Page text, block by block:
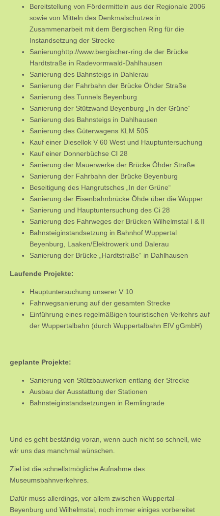
Bereitstellung von Fördermitteln aus der Regionale 2006
sowie von Mitteln des Denkmalschutzes in
Zusammenarbeit mit dem Bergischen Ring für die
Instandsetzung der Strecke
Sanierunghttp://www.bergischer-ring.de der Brücke
Hardtstraße in Radevormwald-Dahlhausen
Sanierung des Bahnsteigs in Dahlerau
Sanierung der Fahrbahn der Brücke Öhder Straße
Sanierung des Tunnels Beyenburg
Sanierung der Stützwand Beyenburg „In der Grüne“
Sanierung des Bahnsteigs in Dahlhausen
Sanierung des Güterwagens KLM 505
Kauf einer Diesellok V 60 West und Hauptuntersuchung
Kauf einer Donnerbüchse CI 28
Sanierung der Mauerwerke der Brücke Öhder Straße
Sanierung der Fahrbahn der Brücke Beyenburg
Beseitigung des Hangrutsches „In der Grüne“
Sanierung der Eisenbahnbrücke Öhde über die Wupper
Sanierung und Hauptuntersuchung des Ci 28
Sanierung des Fahrweges der Brücken Wilhelmstal I & II
Bahnsteiginstandsetzung in Bahnhof Wuppertal
Beyenburg, Laaken/Elektrowerk und Dalerau
Sanierung der Brücke „Hardtstraße“ in Dahlhausen
Laufende Projekte:
Hauptuntersuchung unserer V 10
Fahrwegsanierung auf der gesamten Strecke
Einführung eines regelmäßigen touristischen Verkehrs auf
der Wuppertalbahn (durch Wuppertalbahn EIV gGmbH)
geplante Projekte:
Sanierung von Stützbauwerken entlang der Strecke
Ausbau der Ausstattung der Stationen
Bahnsteiginstandsetzungen in Remlingrade
Und es geht beständig voran, wenn auch nicht so schnell, wie
wir uns das manchmal wünschen.
Ziel ist die schnellstmögliche Aufnahme des
Museumsbahnverkehres.
Dafür muss allerdings, vor allem zwischen Wuppertal –
Beyenburg und Wilhelmstal, noch immer einiges vorbereitet